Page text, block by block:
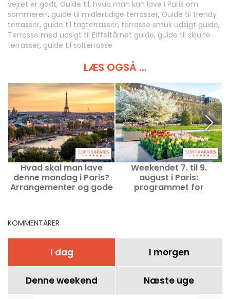
vejret er godt, Guide til, hvad man kan lave i Paris om
sommeren, guide til midlertidige terrasser, Guide til trendy
terrasser, guide til tagterrasser, terrasse smuk udsigt guide,
Terrasse med udsigt til Eiffeltårnet guide, guide til skjulte
terrasser, guide til solterrasse
LÆS OGSÅ ...
Hvad skal man lave
denne mandag i Paris?
Arrangementer og gode
Weekendet 7. til 9.
august i Paris:
programmet for
KOMMENTARER
I dag I morgen
Denne weekend Næste uge